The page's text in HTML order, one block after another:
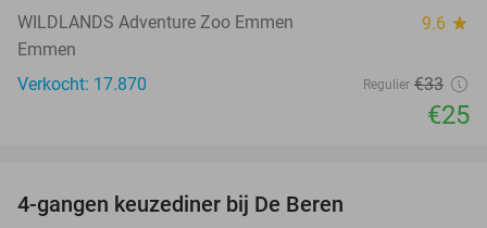
WILDLANDS Adventure Zoo Emmen 9.6 star
Emmen
Verkocht: 17.870
Regulier €33
€25
4-gangen keuzediner bij De Beren